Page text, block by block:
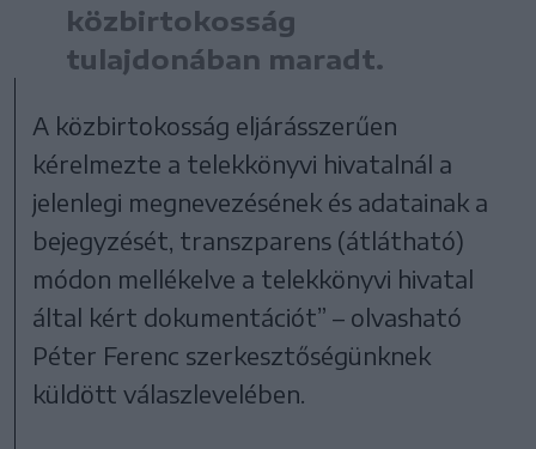
közbirtokosság
tulajdonában maradt.
A közbirtokosság eljárásszerűen
kérelmezte a telekkönyvi hivatalnál a
jelenlegi megnevezésének és adatainak a
bejegyzését, transzparens (átlátható)
módon mellékelve a telekkönyvi hivatal
által kért dokumentációt” – olvasható
Péter Ferenc szerkesztőségünknek
küldött válaszlevelében.